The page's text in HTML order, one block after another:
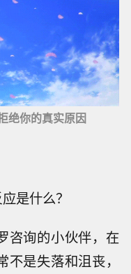
绝你的真实原因
是什么？
咨询的小伙伴，在
是失落和沮丧，